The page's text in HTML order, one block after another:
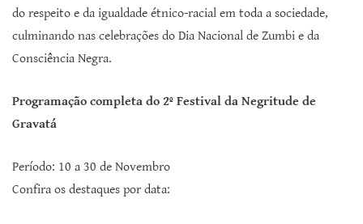
do respeito e da igualdade étnico-racial em toda a sociedade,
culminando nas celebrações do Dia Nacional de Zumbi e da
Consciência Negra.
Programação completa do 2º Festival da Negritude de
Gravatá
Período: 10 a 30 de Novembro
Confira os destaques por data: